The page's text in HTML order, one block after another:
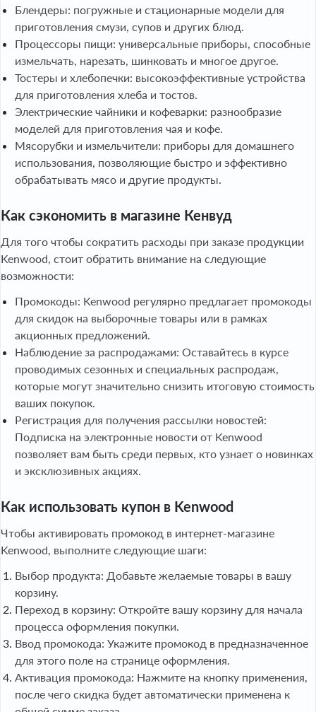
Блендеры: погружные и стационарные модели для
приготовления смузи, супов и других блюд.
Процессоры пищи: универсальные приборы, способные
измельчать, нарезать, шинковать и многое другое.
Тостеры и хлебопечки: высокоэффективные устройства
для приготовления хлеба и тостов.
Электрические чайники и кофеварки: разнообразие
моделей для приготовления чая и кофе.
Мясорубки и измельчители: приборы для домашнего
использования, позволяющие быстро и эффективно
обрабатывать мясо и другие продукты.
Как сэкономить в магазине Кенвуд
Для того чтобы сократить расходы при заказе продукции
Kenwood, стоит обратить внимание на следующие
возможности:
Промокоды: Kenwood регулярно предлагает промокоды
для скидок на выборочные товары или в рамках
акционных предложений.
Наблюдение за распродажами: Оставайтесь в курсе
проводимых сезонных и специальных распродаж,
которые могут значительно снизить итоговую стоимость
ваших покупок.
Регистрация для получения рассылки новостей:
Подписка на электронные новости от Kenwood
позволяет вам быть среди первых, кто узнает о новинках
и эксклюзивных акциях.
Как использовать купон в Kenwood
Чтобы активировать промокод в интернет-магазине
Kenwood, выполните следующие шаги:
Выбор продукта: Добавьте желаемые товары в вашу
корзину.
Переход в корзину: Откройте вашу корзину для начала
процесса оформления покупки.
Ввод промокода: Укажите промокод в предназначенное
для этого поле на странице оформления.
Активация промокода: Нажмите на кнопку применения,
после чего скидка будет автоматически применена к